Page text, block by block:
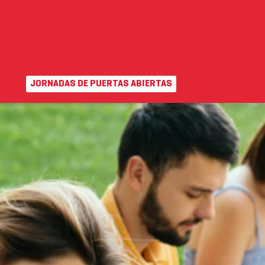
Campus virtual EN|VA
JORNADAS DE PUERTAS ABIERTAS